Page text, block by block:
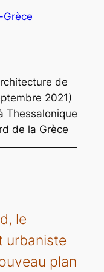
de
2021)
Thessalonique
de la Grèce
le
urbaniste
plan